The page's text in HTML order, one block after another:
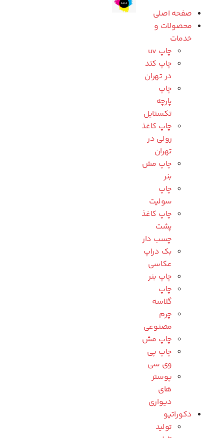
صفحه اصلی
محصولات و
خدمات
چاپ uv
چاپ کتد
در تهران
چاپ
پارچه
تکستایل
چاپ کاغذ
رولی در
تهران
چاپ مش
بنر
چاپ
سولیت
چاپ کاغذ
پشت
چسب دار
بک دراپ
عکاسی
چاپ بنر
چاپ
گلاسه
چرم
مصنوعی
چاپ مش
چاپ پی
وی سی
پوستر
های
دیواری
دکوراتیو
تولید